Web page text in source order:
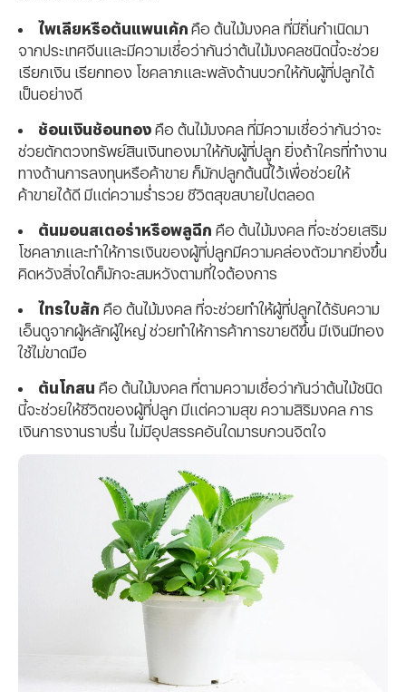
ไพเลียหรือต้นแพนเค้ก คือ ต้นไม้มงคล ที่มีถิ่นกำเนิดมา
จากประเทศจีนและมีความเชื่อว่ากันว่าต้นไม้มงคลชนิดนี้จะช่วย
เรียกเงิน เรียกทอง โชคลาภและพลังด้านบวกให้กับผู้ที่ปลูกได้
เป็นอย่างดี
ช้อนเงินช้อนทอง คือ ต้นไม้มงคล ที่มีความเชื่อว่ากันว่าจะ
ช่วยตักตวงทรัพย์สินเงินทองมาให้กับผู้ที่ปลูก ยิ่งถ้าใครที่ทำงาน
ทางด้านการลงทุนหรือค้าขาย ก็มักปลูกต้นนี้ไว้เพื่อช่วยให้
ค้าขายได้ดี มีแต่ความร่ำรวย ชีวิตสุขสบายไปตลอด
ต้นมอนสเตอร่าหรือพลูฉีก คือ ต้นไม้มงคล ที่จะช่วยเสริม
โชคลาภและทำให้การเงินของผู้ที่ปลูกมีความคล่องตัวมากยิ่งขึ้น
คิดหวังสิ่งใดก็มักจะสมหวังตามที่ใจต้องการ
ไทรใบสัก คือ ต้นไม้มงคล ที่จะช่วยทำให้ผู้ที่ปลูกได้รับความ
เอ็นดูจากผู้หลักผู้ใหญ่ ช่วยทำให้การค้าการขายดีขึ้น มีเงินมีทอง
ใช้ไม่ขาดมือ
ต้นโกสน คือ ต้นไม้มงคล ที่ตามความเชื่อว่ากันว่าต้นไม้ชนิด
นี้จะช่วยให้ชีวิตของผู้ที่ปลูก มีแต่ความสุข ความสิริมงคล การ
เงินการงานราบรื่น ไม่มีอุปสรรคอันใดมารบกวนจิตใจ